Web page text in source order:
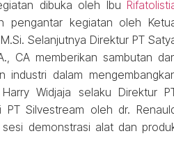
dibuka oleh Ibu
pengantar kegiatan oleh
Selanjutnya Direktur PT
CA memberikan sambutan
industri dalam
Widjaja selaku Direktur
Silvestream oleh dr.
demonstrasi alat dan